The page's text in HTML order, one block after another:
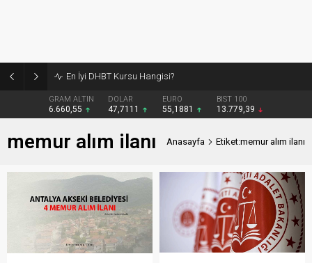
En İyi DHBT Kursu Hangisi?
GRAM ALTIN
6.660,55
DOLAR
47,7111
EURO
55,1881
BIST 100
13.779,39
memur alım ilanı Anasayfa Etiket:memur alım ilanı